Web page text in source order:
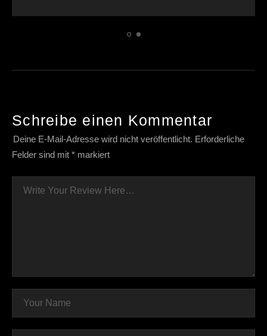
Schreibe einen Kommentar
Deine E-Mail-Adresse wird nicht veröffentlicht. Erforderliche
Felder sind mit * markiert